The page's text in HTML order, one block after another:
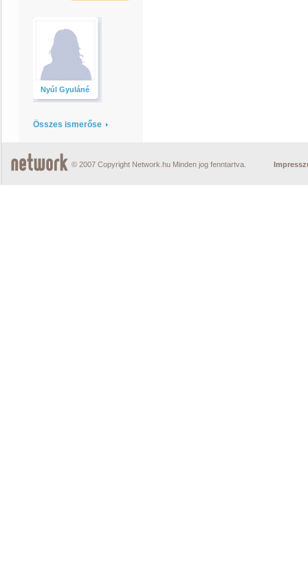
Nyúl Gyuláné
Összes ismerőse
© 2007 Copyright Network.hu Minden jog fenntartva.